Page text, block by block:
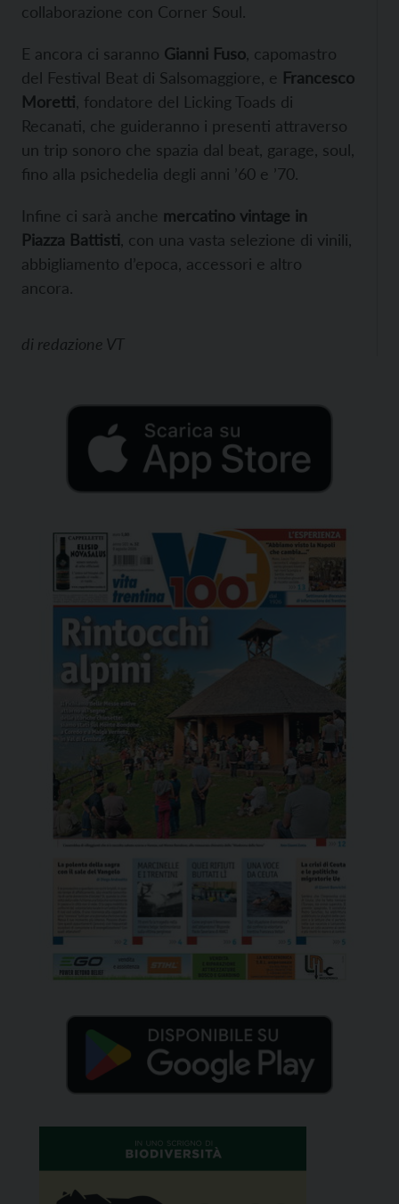
collaborazione con Corner Soul.
E ancora ci saranno Gianni Fuso , capomastro
del Festival Beat di Salsomaggiore, e Francesco
Moretti , fondatore del Licking Toads di
Recanati, che guideranno i presenti attraverso
un trip sonoro che spazia dal beat, garage, soul,
fino alla psichedelia degli anni ’60 e ’70.
Infine ci sarà anche mercatino vintage in
Piazza Battisti , con una vasta selezione di vinili,
abbigliamento d’epoca, accessori e altro
ancora.
di redazione VT